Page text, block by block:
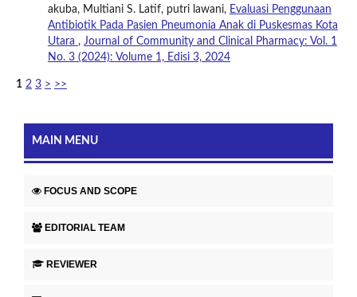
akuba, Multiani S. Latif, putri lawani, Evaluasi Penggunaan
Antibiotik Pada Pasien Pneumonia Anak di Puskesmas Kota
Utara , Journal of Community and Clinical Pharmacy: Vol. 1
No. 3 (2024): Volume 1, Edisi 3, 2024
1 2 3 > >>
MAIN MENU
FOCUS AND SCOPE
EDITORIAL TEAM
REVIEWER